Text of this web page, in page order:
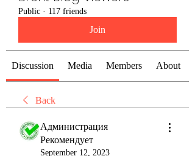
Public · 117 friends
Join
Discussion Media Members About
Back
Администрация
Рекомендует
September 12, 2023